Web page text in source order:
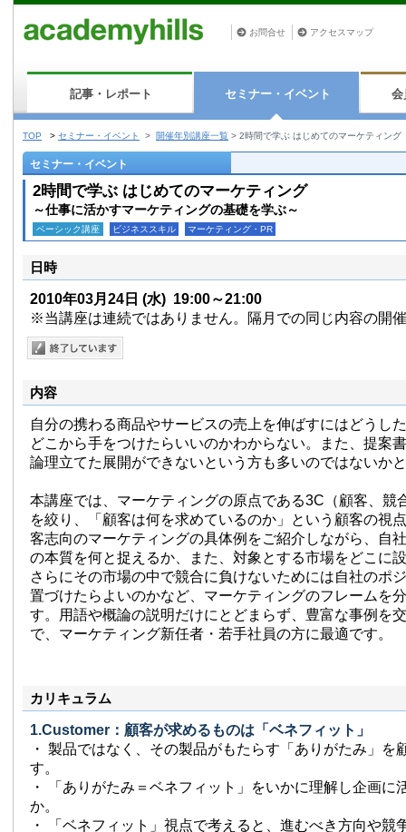
お問合せ アクセスマップ
記事・レポート セミナー・イベント 会
TOP > セミナー・イベント > 開催年別講座一覧 > 2時間で学ぶ はじめてのマーケティング
セミナー・イベント
2時間で学ぶ はじめてのマーケティング
～仕事に活かすマーケティングの基礎を学ぶ～
ベーシック講座 ビジネススキル マーケティング・PR
日時
2010年03月24日 (水) 19:00～21:00
※当講座は連続ではありません。隔月での同じ内容の開
内容
自分の携わる商品やサービスの売上を伸ばすにはどうし
どこから手をつけたらいいのかわからない。また、提案
論理立てた展開ができないという方も多いのではないか
本講座では、マーケティングの原点である3C（顧客、競
を絞り、「顧客は何を求めているのか」という顧客の視
客志向のマーケティングの具体例をご紹介しながら、自
の本質を何と捉えるか、また、対象とする市場をどこに
さらにその市場の中で競合に負けないためには自社のポ
置づけたらよいのかなど、マーケティングのフレームを
す。用語や概論の説明だけにとどまらず、豊富な事例を
で、マーケティング新任者・若手社員の方に最適です。
カリキュラム
1.Customer：顧客が求めるものは「ベネフィット」
・ 製品ではなく、その製品がもたらす「ありがたみ」を
す。
・ 「ありがたみ＝ベネフィット」をいかに理解し企画に
か。
・ 「ベネフィット」視点で考えると、進むべき方向や競